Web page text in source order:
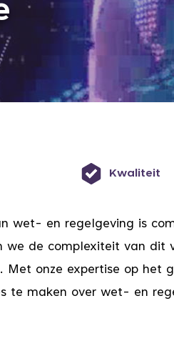
Kwaliteit
wet- en regelgeving is
we de complexiteit van
Met onze expertise op het
te maken over wet- en